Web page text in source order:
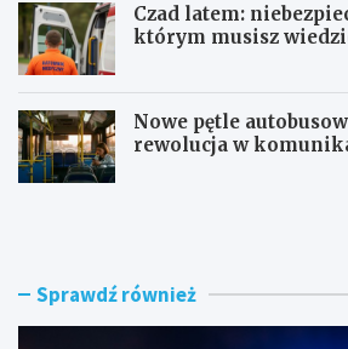
Czad latem:
którym musisz
Nowe pętle
rewolucja w
O
t
N
r Sprawdź również